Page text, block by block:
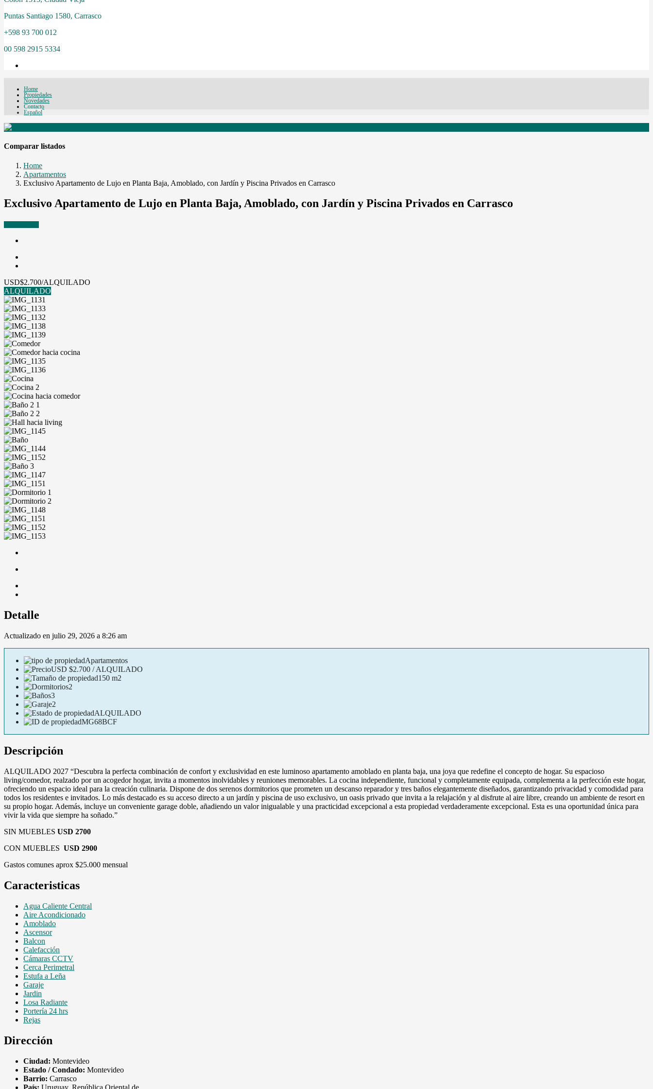
Puntas Santiago 1580, Carrasco
+598 93 700 012
00 598 2915 5334
Home
Propiedades
Novedades
Contacto
Español
Comparar listados
Home
Apartamentos
Exclusivo Apartamento de Lujo en Planta Baja, Amoblado, con Jardín y Piscina Privados en Carrasco
Exclusivo Apartamento de Lujo en Planta Baja, Amoblado, con Jardín y Piscina Privados en Carrasco
USD$2.700/ALQUILADO
ALQUILADO
Detalle
Actualizado en julio 29, 2026 a 8:26 am
Apartamentos
USD $2.700 / ALQUILADO
150 m2
2
3
2
ALQUILADO
MG68BCF
Descripción
ALQUILADO 2027 “Descubra la perfecta combinación de confort y exclusividad en este luminoso apartamento amoblado en planta baja, una joya que redefine el concepto de hogar. Su espacioso
living/comedor, realzado por un acogedor hogar, invita a momentos inolvidables y reuniones memorables. La cocina independiente, funcional y completamente equipada, complementa a la perfección este hogar,
ofreciendo un espacio ideal para la creación culinaria. Dispone de dos serenos dormitorios que prometen un descanso reparador y tres baños elegantemente diseñados, garantizando privacidad y comodidad para
todos los residentes e invitados. Lo más destacado es su acceso directo a un jardín y piscina de uso exclusivo, un oasis privado que invita a la relajación y al disfrute al aire libre, creando un ambiente de resort en
su propio hogar. Además, incluye un conveniente garage doble, añadiendo un valor inigualable y una practicidad excepcional a esta propiedad verdaderamente excepcional. Esta es una oportunidad única para
vivir la vida que siempre ha soñado.”
SIN MUEBLES USD 2700
CON MUEBLES USD 2900
Gastos comunes aprox $25.000 mensual
Caracteristicas
Agua Caliente Central
Aire Acondicionado
Amoblado
Ascensor
Balcon
Calefacción
Cámaras CCTV
Cerca Perimetral
Estufa a Leña
Garaje
Jardin
Losa Radiante
Portería 24 hrs
Rejas
Dirección
Ciudad: Montevideo
Estado / Condado: Montevideo
Barrio: Carrasco
País: Uruguay, República Oriental de